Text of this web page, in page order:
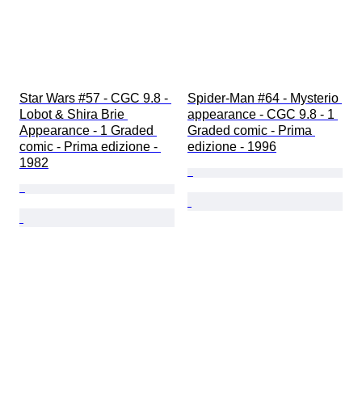
Star Wars #57 - CGC 9.8 -
Lobot & Shira Brie
Appearance - 1 Graded
comic - Prima edizione -
1982
Spider-Man #64 - Mysterio
appearance - CGC 9.8 - 1
Graded comic - Prima
edizione - 1996